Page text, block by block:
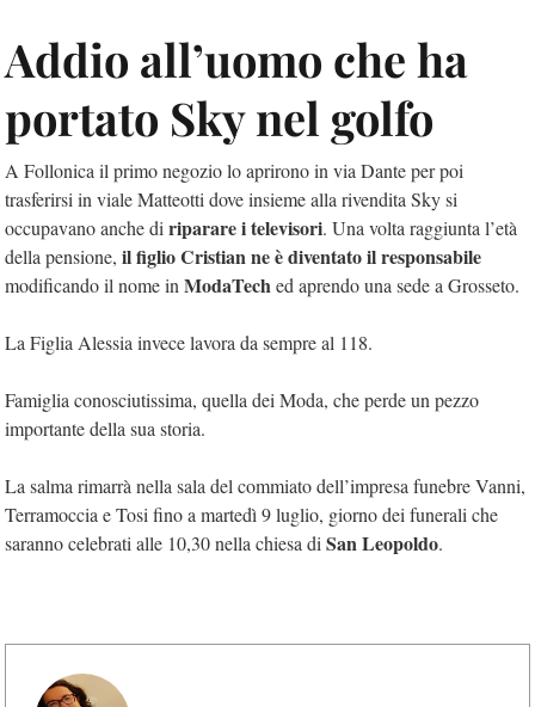
Addio all’uomo che ha
portato Sky nel golfo
A Follonica il primo negozio lo aprirono in via Dante per poi
trasferirsi in viale Matteotti dove insieme alla rivendita Sky si
occupavano anche di riparare i televisori. Una volta raggiunta l’età
della pensione, il figlio Cristian ne è diventato il responsabile
modificando il nome in ModaTeched aprendo una sede a Grosseto.
La Figlia Alessia invece lavora da sempre al 118.
Famiglia conosciutissima, quella dei Moda, che perde un pezzo
importante della sua storia.
La salma rimarrà nella sala del commiato dell’impresa funebre Vanni,
Terramoccia e Tosi fino a martedì 9 luglio, giorno dei funerali che
saranno celebrati alle 10,30 nella chiesa di San Leopoldo.